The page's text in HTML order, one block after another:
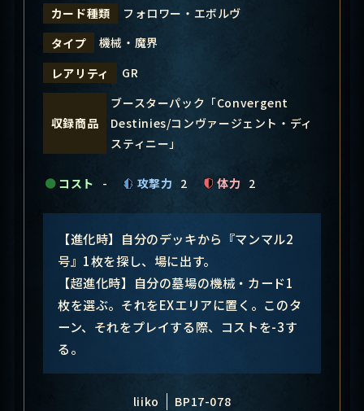
カード種類
フォロワー・エボルヴ
タイプ
機械・魔界
レアリティ
GR
収録商品
ブースターパック「Convergent
Destinies/コンヴァージェント・ディ
スティニー」
コスト - 攻撃力 2 体力 2
【進化時】自分のデッキから『マンマル2
号』1枚を探し、場に出す。
【超進化時】自分の墓場の機械・カード1
枚を選ぶ。それをEXエリアに置く。このタ
ーン、それをプレイする際、コストを-3す
る。
liiko BP17-078